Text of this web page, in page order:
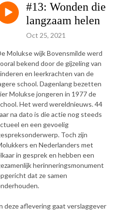
werden in de kiem
Nu vier generaties verder, tientallen jaren
65 Molukse wijken in Nederland. Hoe is
kwam tot stand met dank aan het
#13: Wonden die
langzaam helen
Oct 25, 2021
Molukse wijk Bovensmilde werd
bekend door de gijzeling van
en leerkrachten van de
school. Dagenlang bezetten
Molukse jongeren in 1977 de
Het werd wereldnieuws. 44
na dato is die actie nog steeds
en een gevoelig
Toch zijn
en Nederlanders met
in gesprek en hebben een
herinneringsmonument
dat ze samen
deze aflevering gaat verslaggever